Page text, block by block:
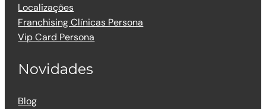
Localizações
Franchising Clínicas Persona
Vip Card Persona
Novidades
Blog